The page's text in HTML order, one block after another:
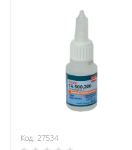
Электроды и проволока
Код: 27534